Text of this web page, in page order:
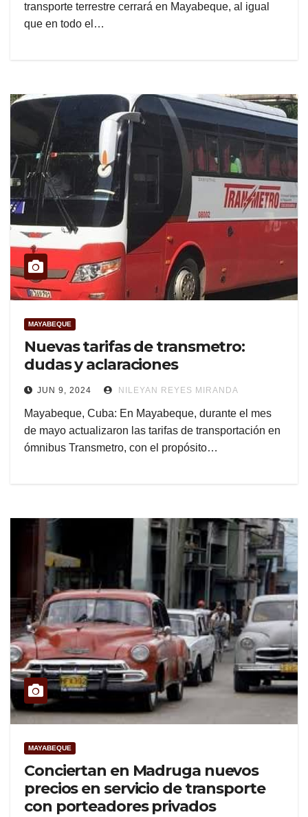
transporte terrestre cerrará en Mayabeque, al igual
que en todo el…
MAYABEQUE
Nuevas tarifas de transmetro:
dudas y aclaraciones
JUN 9, 2024 NILEYAN REYES MIRANDA
Mayabeque, Cuba: En Mayabeque, durante el mes
de mayo actualizaron las tarifas de transportación en
ómnibus Transmetro, con el propósito…
MAYABEQUE
Conciertan en Madruga nuevos
precios en servicio de transporte
con porteadores privados